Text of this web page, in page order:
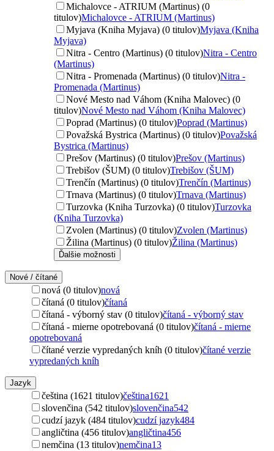
Michalovce - ATRIUM (Martinus) (0
titulov)Michalovce - ATRIUM (Martinus)
Myjava (Kniha Myjava) (0 titulov)Myjava (Kniha
Myjava)
Nitra - Centro (Martinus) (0 titulov)Nitra - Centro
(Martinus)
Nitra - Promenada (Martinus) (0 titulov)Nitra -
Promenada (Martinus)
Nové Mesto nad Váhom (Kniha Malovec) (0
titulov)Nové Mesto nad Váhom (Kniha Malovec)
Poprad (Martinus) (0 titulov)Poprad (Martinus)
Považská Bystrica (Martinus) (0 titulov)Považská
Bystrica (Martinus)
Prešov (Martinus) (0 titulov)Prešov (Martinus)
Trebišov (ŠUM) (0 titulov)Trebišov (ŠUM)
Trenčín (Martinus) (0 titulov)Trenčín (Martinus)
Trnava (Martinus) (0 titulov)Trnava (Martinus)
Turzovka (Kniha Turzovka) (0 titulov)Turzovka
(Kniha Turzovka)
Zvolen (Martinus) (0 titulov)Zvolen (Martinus)
Žilina (Martinus) (0 titulov)Žilina (Martinus)
Ďalšie možnosti
Nové / čítané
nová (0 titulov)nová
čítaná (0 titulov)čítaná
čítaná - výborný stav (0 titulov)čítaná - výborný stav
čítaná - mierne opotrebovaná (0 titulov)čítaná - mierne
opotrebovaná
čítané verzie vypredaných kníh (0 titulov)čítané verzie
vypredaných kníh
Jazyk
čeština (1621 titulov)čeština1621
slovenčina (542 titulov)slovenčina542
cudzí jazyk (484 titulov)cudzí jazyk484
angličtina (456 titulov)angličtina456
nemčina (13 titulov)nemčina13